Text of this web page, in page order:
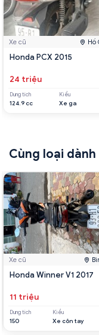
Xe cũ Hồ
Honda PCX 2015
24 triệu
Dung tích
124.9 cc
Kiểu
Xe ga
Cùng loại
Xe cũ
Honda Winner V1 2017
11 triệu
Dung tích
150
Kiểu
Xe côn tay